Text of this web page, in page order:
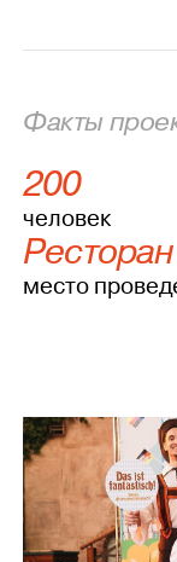
Факты
200
человек
место